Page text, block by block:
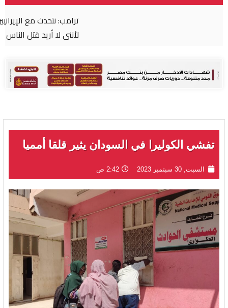
ترامب: نتحدث مع الإيرانيين وأفضّل التوصل إلى اتفاق
تفشي الكوليرا في السودان يثير قلقا أمميا
السبت, 30 سبتمبر 2023 2:42 ص